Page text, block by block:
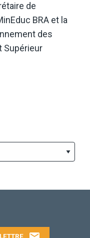
de
BRA et la
des
Supérieur